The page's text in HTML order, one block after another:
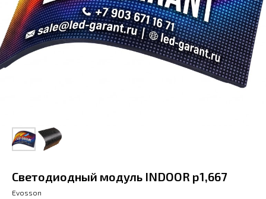
Светодиодный модуль INDOOR р1,667
Evosson